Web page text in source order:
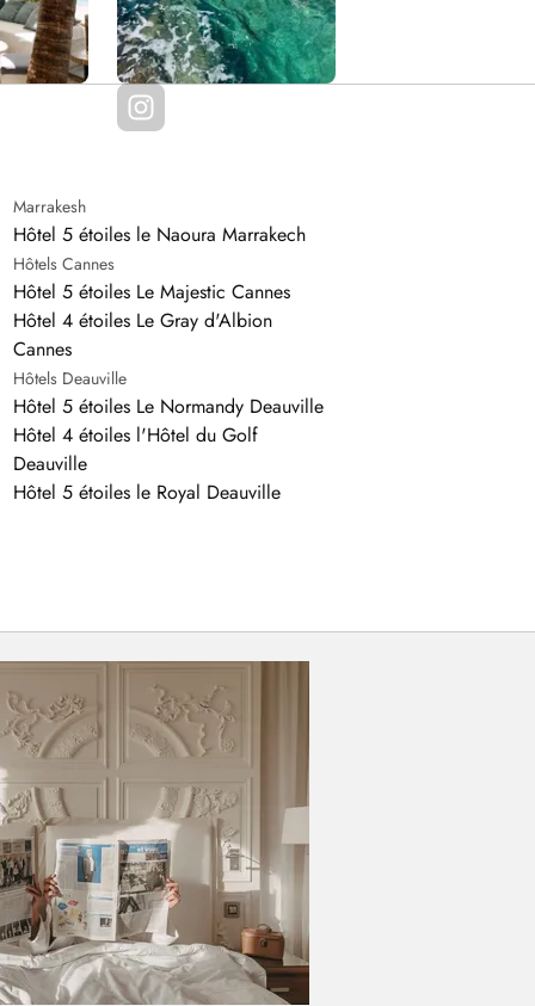
Marrakesh
Hôtel 5 étoiles le Naoura Marrakech
Hôtels Cannes
Hôtel 5 étoiles Le Majestic Cannes
Hôtel 4 étoiles Le Gray d'Albion
Cannes
Hôtels Deauville
Hôtel 5 étoiles Le Normandy Deauville
Hôtel 4 étoiles l'Hôtel du Golf
Deauville
Hôtel 5 étoiles le Royal Deauville